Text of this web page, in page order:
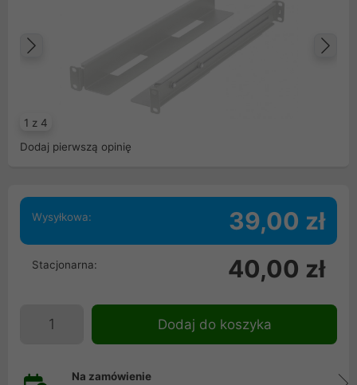
1 z 4
Poprzedni
Dodaj pierwszą opinię
Wysyłkowa: 39,00 zł
Stacjonarna: 40,00 zł
Dodaj do koszyka
Na zamówienie